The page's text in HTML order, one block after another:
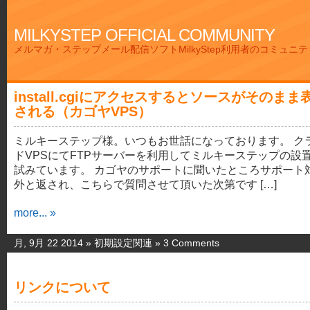
MILKYSTEP OFFICIAL COMMUNITY
メルマガ・ステップメール配信ソフトMilkyStep利用者のコミュニ
install.cgiにアクセスするとソースがそのまま
される（カゴヤVPS）
ミルキーステップ様。いつもお世話になっております。 ク
ドVPSにてFTPサーバーを利用してミルキーステップの設
試みています。 カゴヤのサポートに聞いたところサポート
外と返され、こちらで質問させて頂いた次第です […]
more... »
月, 9月 22 2014 » 初期設定関連 » 3 Comments
リンクについて